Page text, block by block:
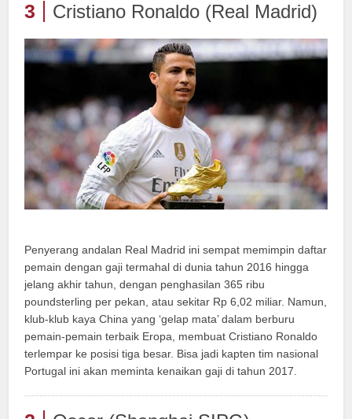
3 Cristiano Ronaldo (Real Madrid)
Penyerang andalan Real Madrid ini sempat memimpin daftar
pemain dengan gaji termahal di dunia tahun 2016 hingga
jelang akhir tahun, dengan penghasilan 365 ribu
poundsterling per pekan, atau sekitar Rp 6,02 miliar. Namun,
klub-klub kaya China yang ‘gelap mata’ dalam berburu
pemain-pemain terbaik Eropa, membuat Cristiano Ronaldo
terlempar ke posisi tiga besar. Bisa jadi kapten tim nasional
Portugal ini akan meminta kenaikan gaji di tahun 2017.